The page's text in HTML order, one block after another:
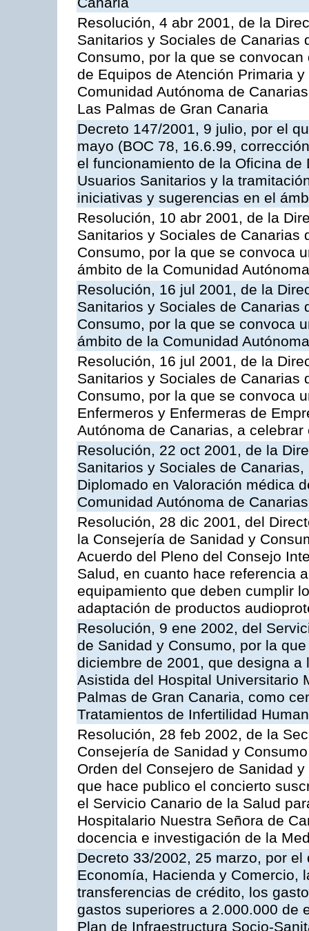
Resolución, 4 abr 2001, de la
Sanitarios y Sociales de Canarias
Consumo, por la que se
de Equipos de Atención Primaria
Comunidad Autónoma de
Las Palmas de Gran Canaria
Decreto 147/2001, 9 julio, por el
mayo (BOC 78, 16.6.99,
el funcionamiento de la Oficina
Usuarios Sanitarios y la
iniciativas y sugerencias en el
Resolución, 10 abr 2001, de la
Sanitarios y Sociales de Canarias
Consumo, por la que se convoca
ámbito de la Comunidad
Resolución, 16 jul 2001, de la
Sanitarios y Sociales de Canarias
Consumo, por la que se convoca
ámbito de la Comunidad
Resolución, 16 jul 2001, de la
Sanitarios y Sociales de Canarias
Consumo, por la que se convoca
Enfermeros y Enfermeras de
Autónoma de Canarias, a
Resolución, 22 oct 2001, de la
Sanitarios y Sociales de
Diplomado en Valoración médica
Comunidad Autónoma de
Resolución, 28 dic 2001, del
la Consejería de Sanidad y
Acuerdo del Pleno del Consejo
Salud, en cuanto hace referencia
equipamiento que deben cumplir
adaptación de productos
Resolución, 9 ene 2002, del
de Sanidad y Consumo, por la
diciembre de 2001, que designa
Asistida del Hospital Universitario
Palmas de Gran Canaria, como
Tratamientos de Infertilidad
Resolución, 28 feb 2002, de la
Consejería de Sanidad y
Orden del Consejero de Sanidad
que hace publico el concierto
el Servicio Canario de la Salud
Hospitalario Nuestra Señora de
docencia e investigación de la
Decreto 33/2002, 25 marzo, por
Economía, Hacienda y Comercio,
transferencias de crédito, los
gastos superiores a 2.000.000 de
Plan de Infraestructura Socio-